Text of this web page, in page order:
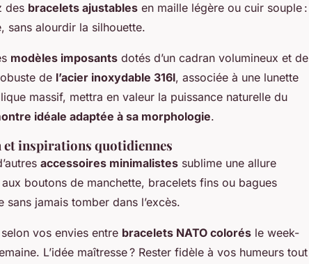
des bracelets ajustables en maille légère ou cuir souple :
sans alourdir la silhouette.
modèles imposants dotés d’un cadran volumineux et de
de l’acier inoxydable 316l, associée à une lunette
massif, mettra en valeur la puissance naturelle du
idéale adaptée à sa morphologie.
et inspirations quotidiennes
accessoires minimalistes sublime une allure
boutons de manchette, bracelets fins ou bagues
jamais tomber dans l’excès.
vos envies entre bracelets NATO colorés le week-
L’idée maîtresse ? Rester fidèle à vos humeurs tout